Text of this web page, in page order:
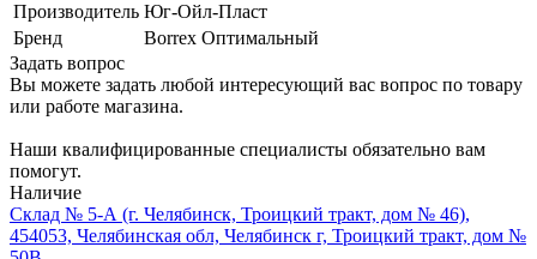
Производитель Юг-Ойл-Пласт
Бренд
Вorrex Оптимальный
Задать вопрос
Вы можете задать любой интересующий вас вопрос по товару
или работе магазина.
Наши квалифицированные специалисты обязательно вам
помогут.
Наличие
Склад № 5-А (г. Челябинск, Троицкий тракт, дом № 46),
454053, Челябинская обл, Челябинск г, Троицкий тракт, дом №